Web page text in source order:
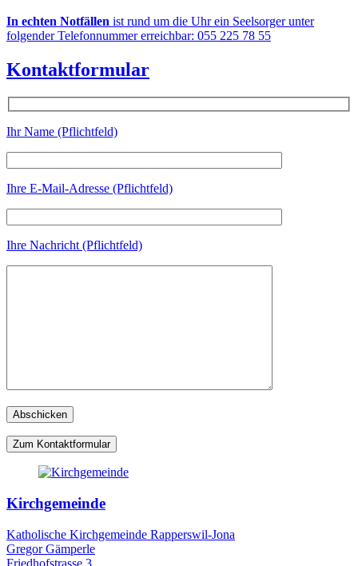
In echten Notfällen ist rund um die Uhr ein Seelsorger unter
folgender Telefonnummer erreichbar: 055 225 78 55
Kontaktformular
Ihr Name (Pflichtfeld)
Ihre E-Mail-Adresse (Pflichtfeld)
Ihre Nachricht (Pflichtfeld)
Zum Kontaktformular
Kirchgemeinde
Katholische Kirchgemeinde Rapperswil-Jona
Gregor Gämperle
Friedhofstrasse 3